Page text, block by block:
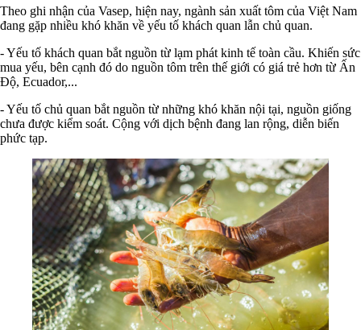
Theo ghi nhận của Vasep, hiện nay, ngành sản xuất tôm của Việt Nam
đang gặp nhiều khó khăn về yếu tố khách quan lẫn chủ quan.
- Yếu tố khách quan bắt nguồn từ lạm phát kinh tế toàn cầu. Khiến sức
mua yếu, bên cạnh đó do nguồn tôm trên thế giới có giá trẻ hơn từ Ấn
Độ, Ecuador,...
- Yếu tố chủ quan bắt nguồn từ những khó khăn nội tại, nguồn giống
chưa được kiểm soát. Cộng với dịch bệnh đang lan rộng, diễn biến
phức tạp.